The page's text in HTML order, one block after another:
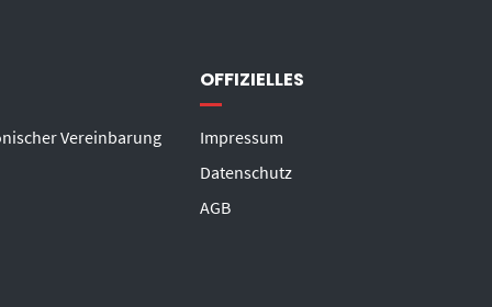
Vereinbarung
OFFIZIELLES
Impressum
Datenschutz
AGB